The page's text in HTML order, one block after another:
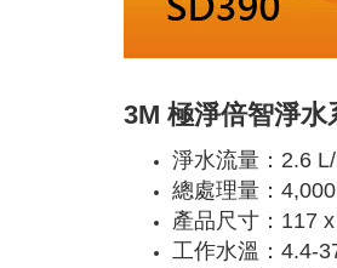
3M 極淨倍智淨水
淨水流量：2.6
總處理量：
產品尺寸：117
工作水溫：4.4-